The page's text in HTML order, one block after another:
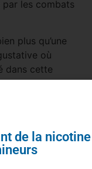
par les combats
plus qu’une
où
dans cette
audacieux,
fortes et de
liquide
de la nicotine